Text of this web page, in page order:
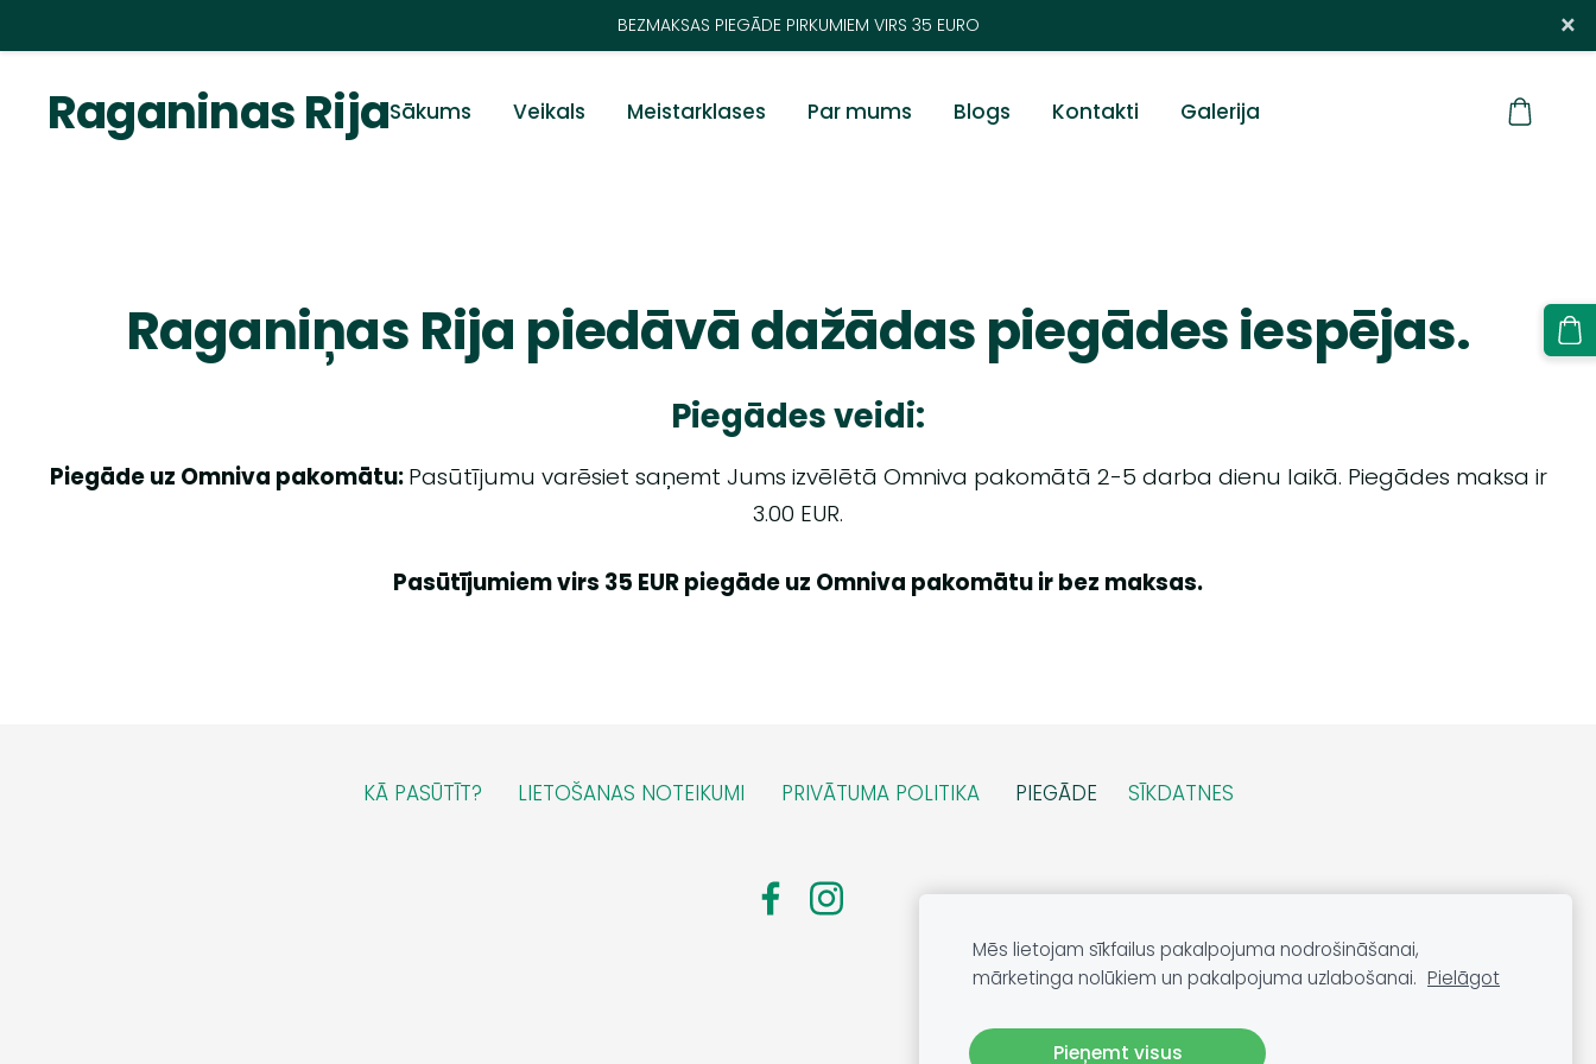
BEZMAKSAS PIEGĀDE PIRKUMIEM VIRS 35 EURO ×
Raganinas RijaSākums Veikals Meistarklases Par mums Blogs Kontakti Galerija
Raganiņas Rija piedāvā dažādas piegādes iespējas.
Piegādes veidi:
Piegāde uz Omniva pakomātu:Pasūtījumu varēsiet saņemt Jums izvēlētā Omniva pakomātā 2-5 darba dienu laikā. Piegādes maksa ir
3.00 EUR.
Pasūtījumiem virs 35 EUR piegāde uz Omniva pakomātu ir bez maksas.
KĀ PASŪTĪT? LIETOŠANAS NOTEIKUMI PRIVĀTUMA POLITIKA PIEGĀDE SĪKDATNES
Mēs lietojam sīkfailus pakalpojuma nodrošināšanai,
mārketinga nolūkiem un pakalpojuma uzlabošanai. Pielāgot
Pieņemt visus